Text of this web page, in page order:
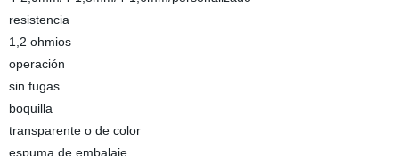
resistencia
1,2 ohmios
operación
sin fugas
boquilla
transparente o de color
espuma de embalaje